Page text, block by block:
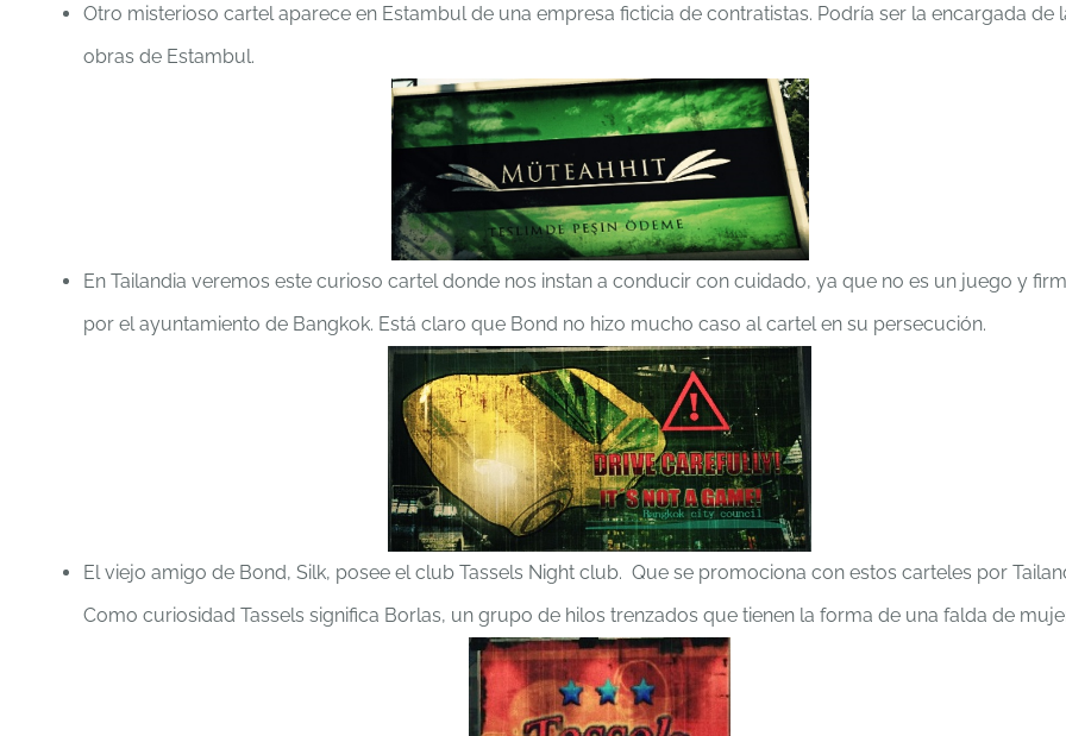
Otro misterioso cartel aparece en Estambul de una empresa ficticia de contratistas. Podría ser la encargada de
obras de Estambul.
En Tailandia veremos este curioso cartel donde nos instan a conducir con cuidado, ya que no es un juego y
por el ayuntamiento de Bangkok. Está claro que Bond no hizo mucho caso al cartel en su persecución.
El viejo amigo de Bond, Silk, posee el club Tassels Night club. Que se promociona con estos carteles por
Como curiosidad Tassels significa Borlas, un grupo de hilos trenzados que tienen la forma de una falda de